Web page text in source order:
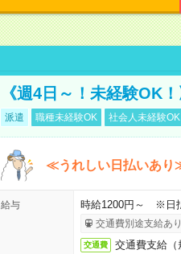
《週4日～！未経験OK
派遣 職種未経験OK 社会人未経験OK
≪うれしい日払いあり
給与 時給1200円～ ※日
交通費別途支給あり
交通費 交通費支給（